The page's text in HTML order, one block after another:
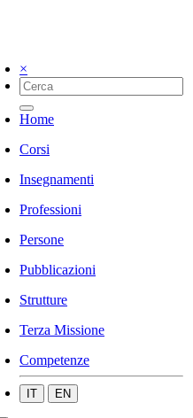
×
Home
Corsi
Insegnamenti
Professioni
Persone
Pubblicazioni
Strutture
Terza Missione
Competenze
IT EN